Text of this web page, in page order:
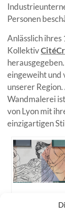
Personen
Anlässlich ihres
Kollektiv
eingeweiht und
unserer
Wandmalerei
von Lyon mit
einzigartigen